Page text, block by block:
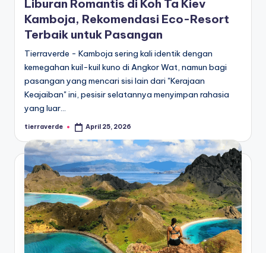
Liburan Romantis di Koh Ta Kiev
Kamboja, Rekomendasi Eco-Resort
Terbaik untuk Pasangan
Tierraverde - Kamboja sering kali identik dengan
kemegahan kuil-kuil kuno di Angkor Wat, namun bagi
pasangan yang mencari sisi lain dari "Kerajaan
Keajaiban" ini, pesisir selatannya menyimpan rahasia
yang luar…
Posted
tierraverde April 25, 2026